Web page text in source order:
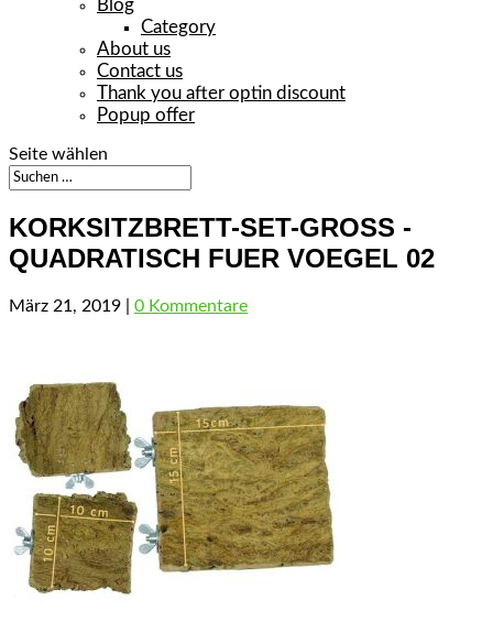
Blog
Category
About us
Contact us
Thank you after optin discount
Popup offer
Seite wählen
KORKSITZBRETT-SET-GROSS -
QUADRATISCH FUER VOEGEL 02
März 21, 2019 0 Kommentare